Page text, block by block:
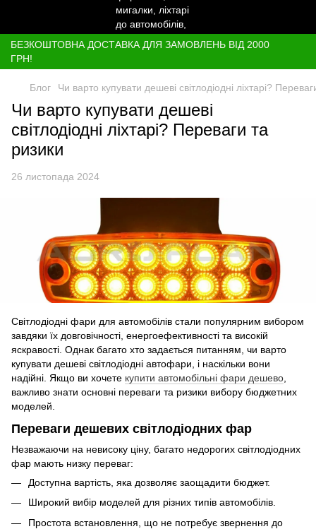
БЕЗКОШТОВНА ДОСТАВКА ДЛЯ ЗАМОВЛЕНЬ ВІД 2000
ГРН!
Блог Чи варто купувати дешеві світлодіодні ліхтарі?
Чи варто купувати дешеві
світлодіодні ліхтарі? Переваги та
ризики
26 листопада 2024
Світлодіодні фари для автомобілів стали популярним вибором
завдяки їх довговічності, енергоефективності та високій
яскравості. Однак багато хто задається питанням, чи варто
купувати дешеві світлодіодні автофари, і наскільки вони
надійні. Якщо ви хочете купити автомобільні фари дешево,
важливо знати основні переваги та ризики вибору бюджетних
моделей.
Переваги дешевих світлодіодних фар
Незважаючи на невисоку ціну, багато недорогих світлодіодних
фар мають низку переваг:
Доступна вартість, яка дозволяє заощадити бюджет.
Широкий вибір моделей для різних типів автомобілів.
Простота встановлення, що не потребує звернення до